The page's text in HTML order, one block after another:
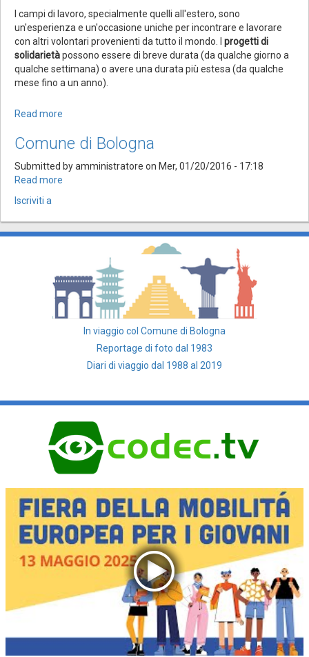
I campi di lavoro, specialmente quelli all'estero, sono
un'esperienza e un'occasione uniche per incontrare e lavorare
con altri volontari provenienti da tutto il mondo. I progetti di
solidarietàpossono essere di breve durata (da qualche giorno a
qualche settimana) o avere una durata più estesa (da qualche
mese fino a un anno).
Read more
di
all'estero
Comune di Bologna
Submitted byamministratore on Mer, 01/20/2016 - 17:18
Read more
Bologna
Iscriviti a
In viaggio col Comune di Bologna
Reportage di foto dal 1983
Diari di viaggio dal 1988 al 2019